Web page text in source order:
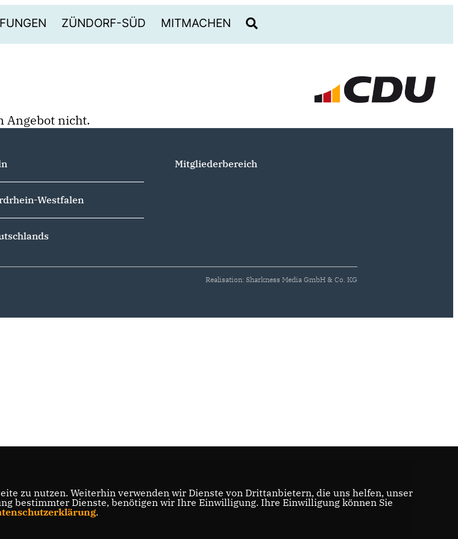
ZÜNDORF-SÜD MITMACHEN
Angebot nicht.
Westfalen
Mitgliederbereich
Realisation: Sharkness Media GmbH & Co. KG
zu nutzen. Weiterhin verwenden wir Dienste von Drittanbietern, die uns helfen, unser
bestimmter Dienste, benötigen wir Ihre Einwilligung. Ihre Einwilligung können Sie
.